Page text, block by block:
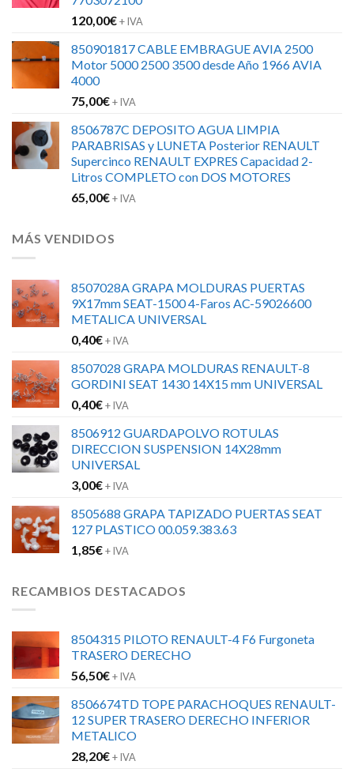
120,00€+ IVA
850901817 CABLE EMBRAGUE AVIA 2500
Motor 5000 2500 3500 desde Año 1966 AVIA
4000
75,00€+ IVA
8506787C DEPOSITO AGUA LIMPIA
PARABRISAS y LUNETA Posterior RENAULT
Supercinco RENAULT EXPRES Capacidad 2-
Litros COMPLETO con DOS MOTORES
65,00€+ IVA
MÁS VENDIDOS
8507028A GRAPA MOLDURAS PUERTAS
9X17mm SEAT-1500 4-Faros AC-59026600
METALICA UNIVERSAL
0,40€+ IVA
8507028 GRAPA MOLDURAS RENAULT-8
GORDINI SEAT 1430 14X15 mm UNIVERSAL
0,40€+ IVA
8506912 GUARDAPOLVO ROTULAS
DIRECCION SUSPENSION 14X28mm
UNIVERSAL
3,00€+ IVA
8505688 GRAPA TAPIZADO PUERTAS SEAT
127 PLASTICO 00.059.383.63
1,85€+ IVA
RECAMBIOS DESTACADOS
8504315 PILOTO RENAULT-4 F6 Furgoneta
TRASERO DERECHO
56,50€+ IVA
8506674TD TOPE PARACHOQUES RENAULT-
12 SUPER TRASERO DERECHO INFERIOR
METALICO
28,20€+ IVA